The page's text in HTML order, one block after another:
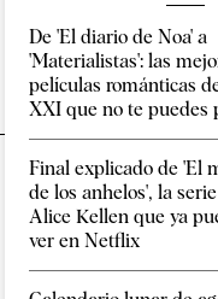
De 'El diario de Noa' a
'Materialistas': las
películas románticas
XXI que no te puedes
Final explicado de 'El
de los anhelos', la
Alice Kellen que ya
ver en Netflix